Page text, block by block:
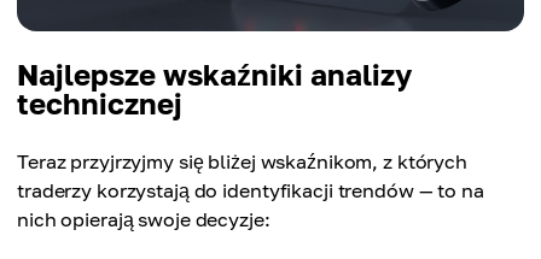
Najlepsze wskaźniki analizy
technicznej
Teraz przyjrzyjmy się bliżej wskaźnikom, z których
traderzy korzystają do identyfikacji trendów — to na
nich opierają swoje decyzje: